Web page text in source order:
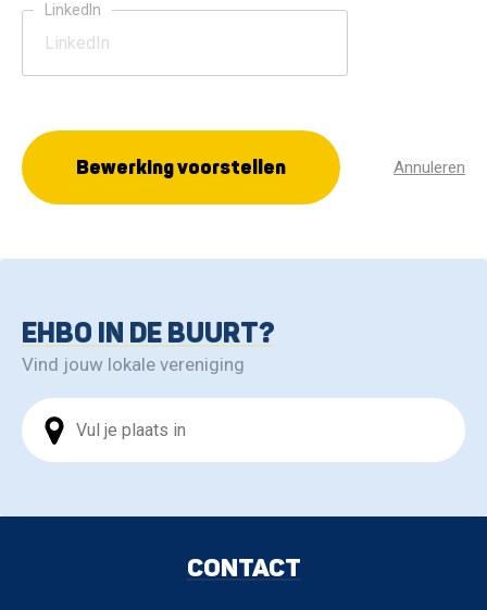
LinkedIn
Bewerking voorstellen Annuleren
EHBO IN DE BUURT?
Vind jouw lokale vereniging
CONTACT